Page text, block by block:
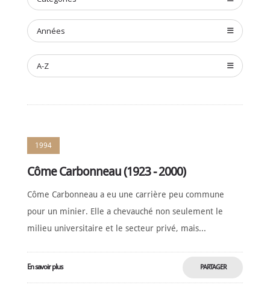
NOMINATION
CÉRÉMONIE
ANNUELLE
Français
Années
A-Z
1994
Côme Carbonneau (1923 - 2000)
Côme Carbonneau a eu une carrière peu commune
pour un minier. Elle a chevauché non seulement le
milieu universitaire et le secteur privé, mais...
En savoir plus PARTAGER